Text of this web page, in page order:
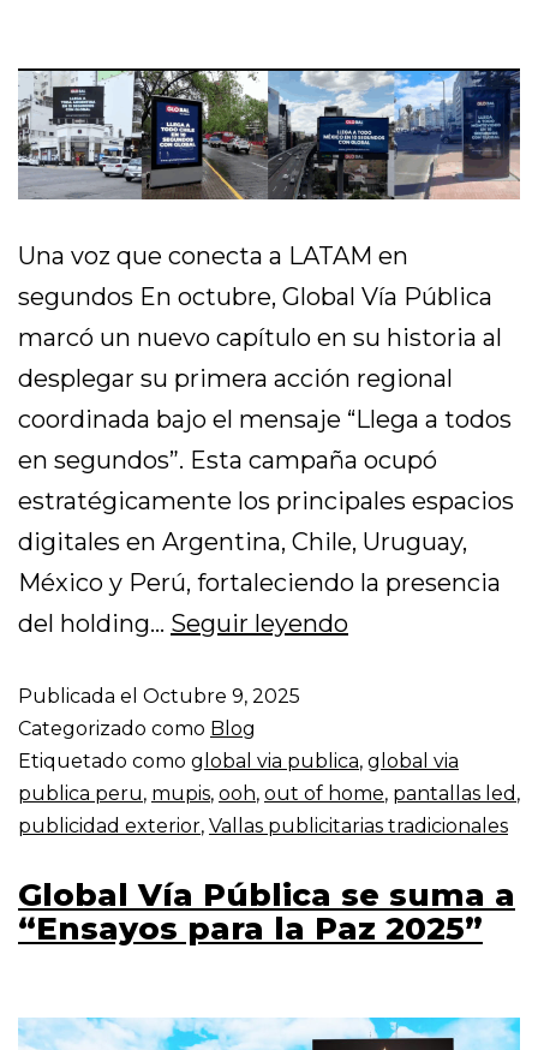
Una voz que conecta a LATAM en
segundos En octubre, Global Vía Pública
marcó un nuevo capítulo en su historia al
desplegar su primera acción regional
coordinada bajo el mensaje “Llega a todos
en segundos”. Esta campaña ocupó
estratégicamente los principales espacios
digitales en Argentina, Chile, Uruguay,
México y Perú, fortaleciendo la presencia
del holding… Seguir leyendo
Publicada el Octubre 9, 2025
Categorizado como Blog
Etiquetado como global via publica, global via
publica peru, mupis, ooh, out of home, pantallas led ,
publicidad exterior, Vallas publicitarias tradicionales
Global Vía Pública se suma a
“Ensayos para la Paz 2025”